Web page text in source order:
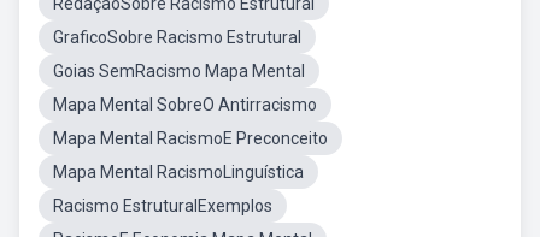
GraficoSobre Racismo Estrutural
Goias SemRacismo Mapa Mental
Mapa Mental SobreO Antirracismo
Mapa Mental RacismoE Preconceito
Mapa Mental RacismoLinguística
Racismo EstruturalExemplos